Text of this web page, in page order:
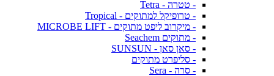
- טטרה - Tetra
- טרופיקל למתוקים - Tropical
- מיקרוב ליפט מתוקים - MICROBE LIFT
- מתוקים Seachem
- סאן סאן - SUNSUN
- סליפרט מתוקים
- סרה - Sera